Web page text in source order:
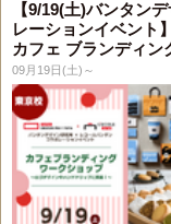
【9/19(土)バンタン
レーションイベント】
カフェ ブランディン
09月19日(土)～